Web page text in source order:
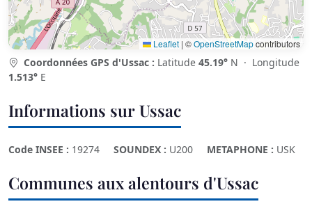
Leaflet | ©OpenStreetMapcontributors
Coordonnées GPS d'Ussac : Latitude 45.19° N · Longitude
1.513° E
Informations sur Ussac
Code INSEE : 19274 SOUNDEX : U200 METAPHONE : USK
Communes aux alentours d'Ussac